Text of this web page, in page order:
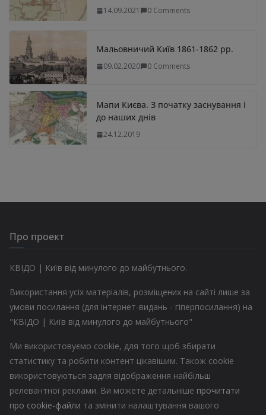
14.09.2021 0 Comments
Мальовничий Київ 1861-1862 рр.
09.02.2020 0 Comments
Мапи Києва. З початку заснування і
до наших днів
24.12.2019
Про проект
КВІДО | Київ від минулого до майбутнього.
Використання усіх матеріалів, розміщених на сайті лише за
умови посилання (для інтернет-видань - гіперпосилання) на
"КВІДО | Київ від минулого до майбутнього"
Ми використовуємо cookie, для того щоб збирати
статистику та робити контент цікавішим. Також cookie
використовуються задля відображення найбільш
релевантної реклами. Ви можете детальніше прочитати
про cookie-файли та змінити налаштування вашого